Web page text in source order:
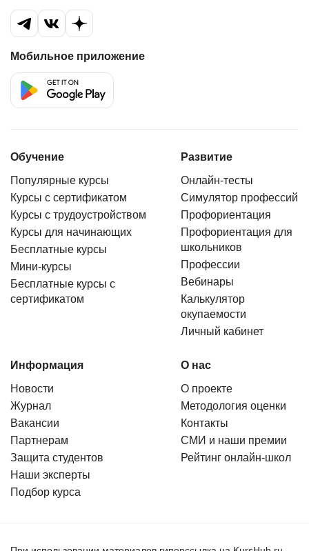
Мобильное приложение
Обучение
Популярные курсы
Курсы с сертификатом
Курсы с трудоустройством
Курсы для начинающих
Бесплатные курсы
Мини-курсы
Бесплатные курсы с
сертификатом
Развитие
Онлайн-тесты
Симулятор профессий
Профориентация
Профориентация для
школьников
Профессии
Вебинары
Калькулятор
окупаемости
Личный кабинет
Информация
Новости
Журнал
Вакансии
Партнерам
Защита студентов
Наши эксперты
Подбор курса
О нас
О проекте
Методология оценки
Контакты
СМИ и наши премии
Рейтинг онлайн-школ